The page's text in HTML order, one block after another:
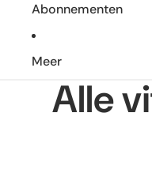
Abonnementen
Meer
Alle